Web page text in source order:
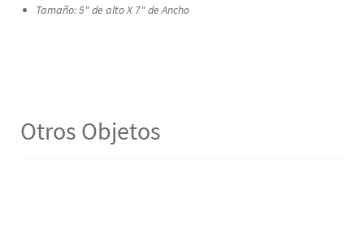
Tamaño: 5" de alto X 7" de Ancho
Otros Objetos